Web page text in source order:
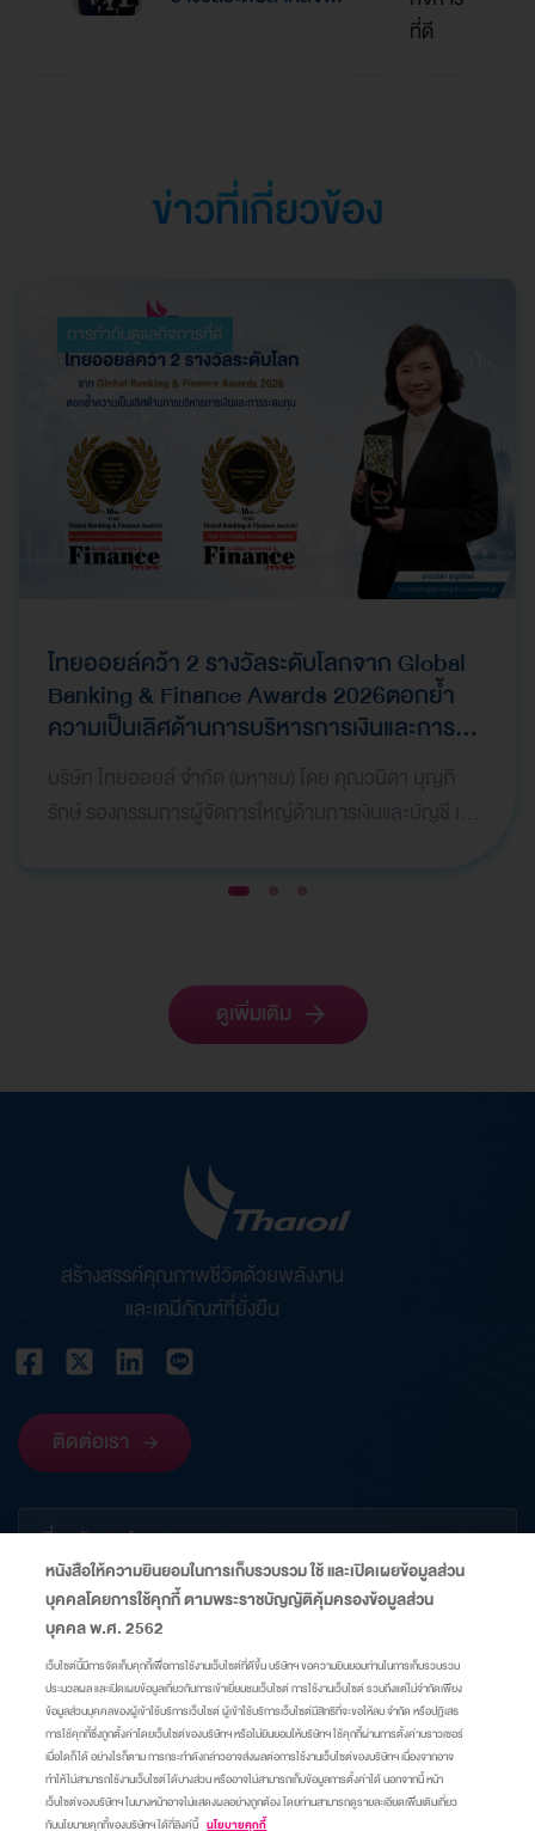
ทุน
ที่ดี
ข่าวที่เกี่ยวข้อง
การกำกับดูแลกิจการที่ดี
ไทยออยล์คว้า 2 รางวัลระดับโลกจาก Global
Banking & Finance Awards 2026ตอกย้ำ
ความเป็นเลิศด้านการบริหารการเงินและการ
ดูเพิ่มเติม
สร้างสรรค์คุณภาพชีวิตด้วยพลังงาน
และเคมีภัณฑ์ที่ยั่งยืน
ติดต่อเรา
เกี่ยวกับองค์กร
ข้อมูลที่เกี่ยวข้อง
ลิงก์
แผนผังเว็บไซต์ศูนย์ความเป็นส่วนตัวนโยบายคุกกี้มาตรการแจ้งเตือน
หนังสือให้ความยินยอมในการเก็บรวบรวม ใช้ และเปิดเผยข้อมูลส่วน
บุคคลโดยการใช้คุกกี้ ตามพระราชบัญญัติคุ้มครองข้อมูลส่วน
บุคคล พ.ศ. 2562
เว็บไซต์นี้มีการจัดเก็บคุกกี้เพื่อการใช้งานเว็บไซต์ที่ดีขึ้น บริษัทฯ ขอความยินยอมท่านในการเก็บรวบรวม
ประมวลผล และเปิดเผยข้อมูลเกี่ยวกับการเข้าเยี่ยมชมเว็บไซต์ การใช้งานเว็บไซต์ รวมถึงแต่ไม่จำกัดเพียง
ข้อมูลส่วนบุคคลของผู้เข้าใช้บริการเว็บไซต์ ผู้เข้าใช้บริการเว็บไซต์มีสิทธิที่จะขอให้ลบ จำกัด หรือปฏิเสธ
การใช้คุกกี้ซึ่งถูกตั้งค่าโดยเว็บไซต์ของบริษัทฯ หรือไม่ยินยอมให้บริษัทฯ ใช้คุกกี้ผ่านการตั้งค่าบราวเซอร์
เมื่อใดก็ได้ อย่างไรก็ตาม การกระทำดังกล่าวอาจส่งผลต่อการใช้งานเว็บไซต์ของบริษัทฯ เนื่องจากอาจ
ทำให้ไม่สามารถใช้งานเว็บไซต์ได้บางส่วน หรืออาจไม่สามารถเก็บข้อมูลการตั้งค่าได้ นอกจากนี้ หน้า
เว็บไซต์ของบริษัทฯ ในบางหน้าอาจไม่แสดงผลอย่างถูกต้อง โดยท่านสามารถดูรายละเอียดเพิ่มเติมเกี่ยว
กับนโยบายคุกกี้ของบริษัทฯ ได้ที่ลิงค์นี้ นโยบายคุกกี้